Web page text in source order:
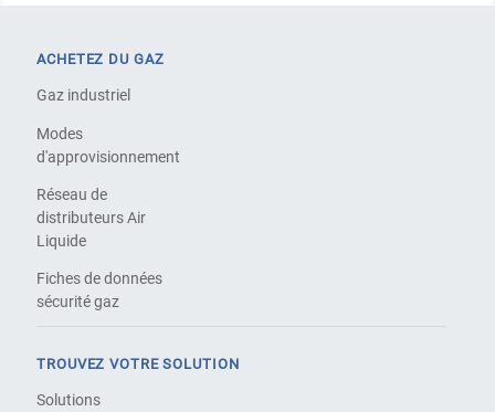
ACHETEZ DU GAZ
Gaz industriel
Modes
d'approvisionnement
Réseau de
distributeurs Air
Liquide
Fiches de données
sécurité gaz
TROUVEZ VOTRE SOLUTION
Solutions